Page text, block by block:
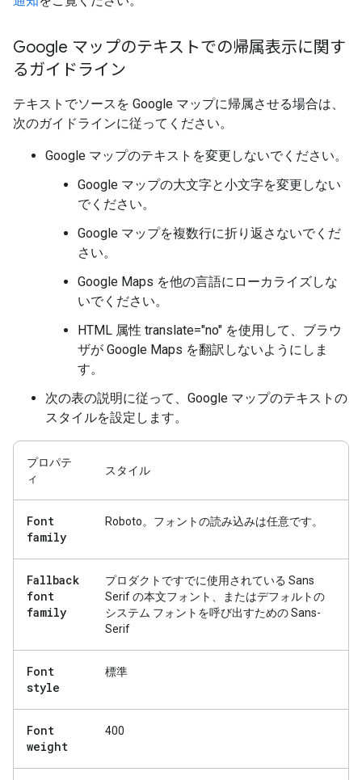
Google マップのテキストでの帰属表示に関す
るガイドライン
テキストでソースを Google マップに帰属させる場合は、
次のガイドラインに従ってください。
Google マップのテキストを変更しないでください。
Google マップの大文字と小文字を変更しない
でください。
Google マップを複数行に折り返さないでくだ
さい。
Google Maps を他の言語にローカライズしな
いでください。
HTML 属性 translate="no" を使用して、ブラウ
ザが Google Maps を翻訳しないようにしま
す。
次の表の説明に従って、Google マップのテキストの
スタイルを設定します。
プロパテ
ィ
スタイル
Font
family
Roboto。フォントの読み込みは任意です。
Fallback
font
family
プロダクトですでに使用されている Sans
Serif の本文フォント、またはデフォルトの
システム フォントを呼び出すための Sans-
Serif
Font
style
標準
Font
weight
400